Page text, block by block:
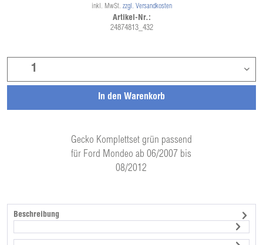
Gecko Komplettset grün passend
für Ford Mondeo ab 06/2007 bis
08/2012
In den Warenkorb
inkl. MwSt. zzgl. Versandkosten
Artikel-Nr.:
24874813_432
Beschreibung